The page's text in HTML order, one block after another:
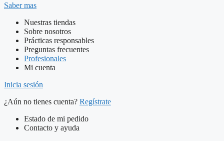
Saber mas
Nuestras tiendas
Sobre nosotros
Prácticas responsables
Preguntas frecuentes
Profesionales
Mi cuenta
Inicia sesión
¿Aún no tienes cuenta? Regístrate
Estado de mi pedido
Contacto y ayuda